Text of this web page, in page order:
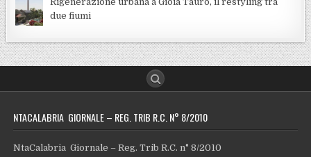
due fiumi
NTACALABRIA GIORNALE – REG. TRIB R.C. N° 8/2010
NtaCalabria Giornale – Reg. Trib R.C. n° 8/2010